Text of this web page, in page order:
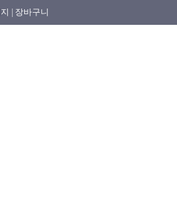
| 장바구니